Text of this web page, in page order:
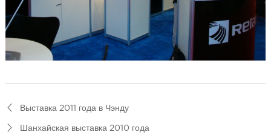
Выставка 2011 года в Чэнду
Шанхайская выставка 2010 года